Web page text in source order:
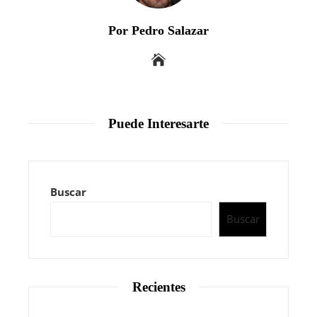
Por Pedro Salazar
Puede Interesarte
Buscar
Buscar
Recientes